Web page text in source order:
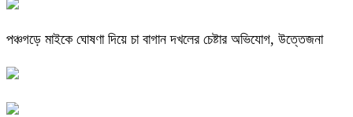
পঞ্চগড়ে মাইকে ঘোষণা দিয়ে চা বাগান দখলের চেষ্টার অভিযোগ, উত্তেজনা